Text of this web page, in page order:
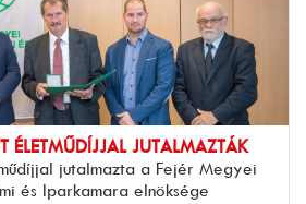
ÉLETMŰDÍJJAL JUTALMAZTÁK
jutalmazta a Fejér Megyei
és Iparkamara elnöksége